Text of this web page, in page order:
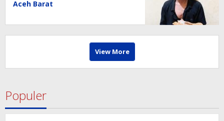
Aceh Barat
View More
Populer